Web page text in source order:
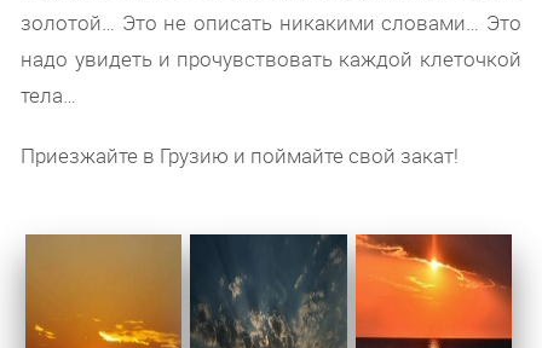
золотой… Это не описать никакими словами… Это
надо увидеть и прочувствовать каждой клеточкой
тела…
Приезжайте в Грузию и поймайте свой закат!